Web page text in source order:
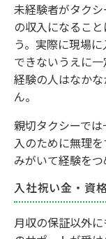
未経験者がタク
の収入になるこ
う。実際に現場
できないうえに
経験の人はなか
ん。
親切タクシーで
入のために無理
みがいて経験をつ
入社祝い金・資
月収の保証以外